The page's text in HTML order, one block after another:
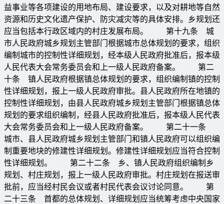
益事业等各项建设的用地布局、建设要求，以及对耕地等自然
资源和历史文化遗产保护、防灾减灾等的具体安排。乡规划还
应当包括本行政区域内的村庄发展布局。 第十九条 城
市人民政府城乡规划主管部门根据城市总体规划的要求，组织
编制城市的控制性详细规划，经本级人民政府批准后，报本级
人民代表大会常务委员会和上一级人民政府备案。 第二
十条 镇人民政府根据镇总体规划的要求，组织编制镇的控制
性详细规划，报上一级人民政府审批。县人民政府所在地镇的
控制性详细规划，由县人民政府城乡规划主管部门根据镇总体
规划的要求组织编制，经县人民政府批准后，报本级人民代表
大会常务委员会和上一级人民政府备案。 第二十一条
城市、县人民政府城乡规划主管部门和镇人民政府可以组织编
制重要地块的修建性详细规划。修建性详细规划应当符合控制
性详细规划。 第二十二条 乡、镇人民政府组织编制乡
规划、村庄规划，报上一级人民政府审批。村庄规划在报送审
批前，应当经村民会议或者村民代表会议讨论同意。 第
二十三条 首都的总体规划、详细规划应当统筹考虑中央国家